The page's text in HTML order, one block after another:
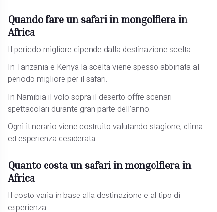
Quando fare un safari in mongolfiera in
Africa
Il periodo migliore dipende dalla destinazione scelta.
In Tanzania e Kenya la scelta viene spesso abbinata al
periodo migliore per il safari.
In Namibia il volo sopra il deserto offre scenari
spettacolari durante gran parte dell’anno.
Ogni itinerario viene costruito valutando stagione, clima
ed esperienza desiderata.
Quanto costa un safari in mongolfiera in
Africa
Il costo varia in base alla destinazione e al tipo di
esperienza.